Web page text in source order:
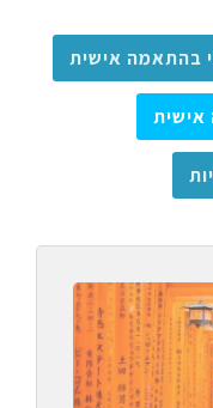
בהתאמה אישית
אישית